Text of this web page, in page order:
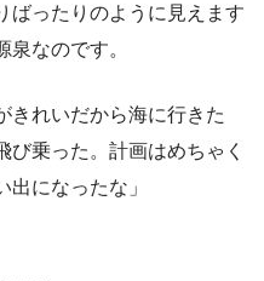
ばったりのように見えます
なのです。
きれいだから海に行きた
び乗った。計画はめちゃく
になったな」